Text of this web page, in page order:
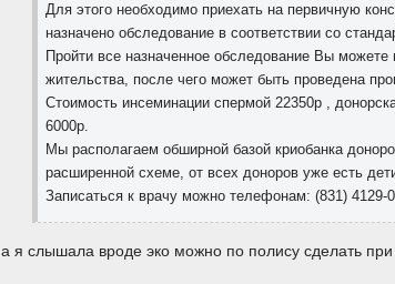
Для этого необходимо приехать на первичную
назначено обследование в соответствии со
Пройти все назначенное обследование Вы можете
жительства, после чего может быть проведена
Стоимость инсеминации спермой 22350р ,
6000р.
Мы располагаем обширной базой криобанка
расширенной схеме, от всех доноров уже есть
Записаться к врачу можно телефонам: (831) 4129-
а я слышала вроде эко можно по полису сделать